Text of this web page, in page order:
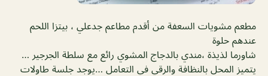
مطعم مشويات السعفة من أقدم مطاعم جدعلي ، بيتزا اللحم
عندهم حلوة
شاورما لذيذة ،مندي بالدجاج المشوي رائع مع سلطة الجرجير …
يتميز المحل بالنظافة والرقي في التعامل …يوجد جلسة طاولات